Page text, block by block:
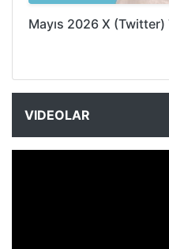
Mayıs 2026 X
VIDEOLAR